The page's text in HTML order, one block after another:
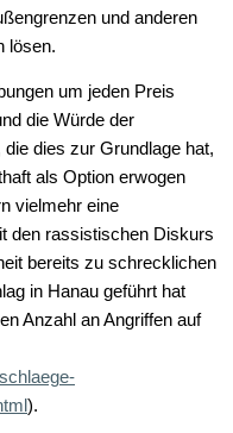
und anderen
lösen.
um jeden Preis
die Würde der
dies zur Grundlage hat,
als Option erwogen
vielmehr eine
den rassistischen Diskurs
bereits zu schrecklichen
in Hanau geführt hat
Anzahl an Angriffen auf
).